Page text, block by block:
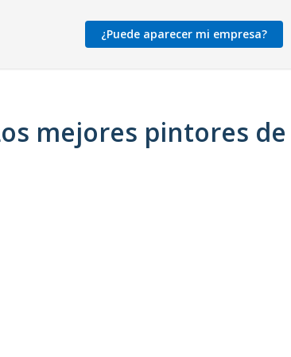
¿Puede aparecer mi empresa?
mejores pintores